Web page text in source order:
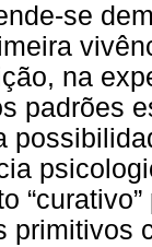
se
na
padrões
primitivos